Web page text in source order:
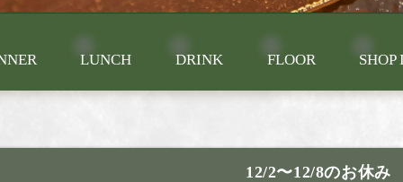
LUNCH DRINK FLOOR SHOP
12/2〜12/8のお休み